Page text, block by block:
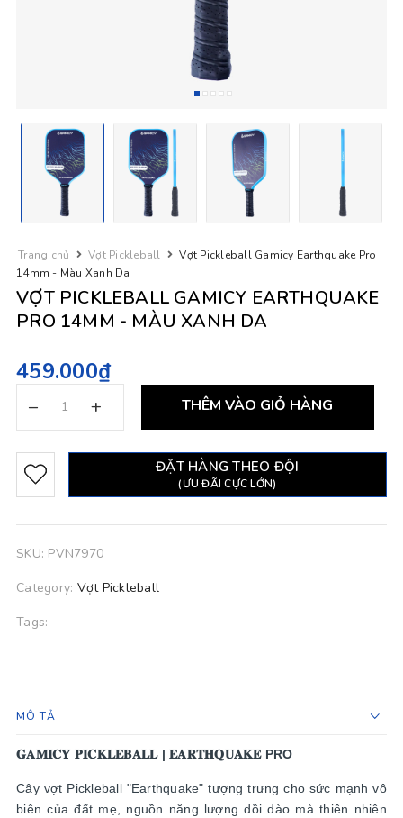
Trang chủ Vợt Pickleball
Vợt Pickleball Gamicy Earthquake Pro
14mm - Màu Xanh Da
VỢT PICKLEBALL GAMICY EARTHQUAKE
PRO 14MM - MÀU XANH DA
459.000₫
– + THÊM VÀO GIỎ HÀNG
ĐẶT HÀNG THEO ĐỘI
(ƯU ĐÃI CỰC LỚN)
SKU: PVN7970
Category: Vợt Pickleball
Tags:
MÔ TẢ
𝐆𝐀𝐌𝐈𝐂𝐘 𝐏𝐈𝐂𝐊𝐋𝐄𝐁𝐀𝐋𝐋 | 𝐄𝐀𝐑𝐓𝐇𝐐𝐔𝐀𝐊𝐄 PRO
Cây vợt Pickleball "Earthquake" tượng trưng cho sức mạnh vô
biên của đất mẹ, nguồn năng lượng dồi dào mà thiên nhiên